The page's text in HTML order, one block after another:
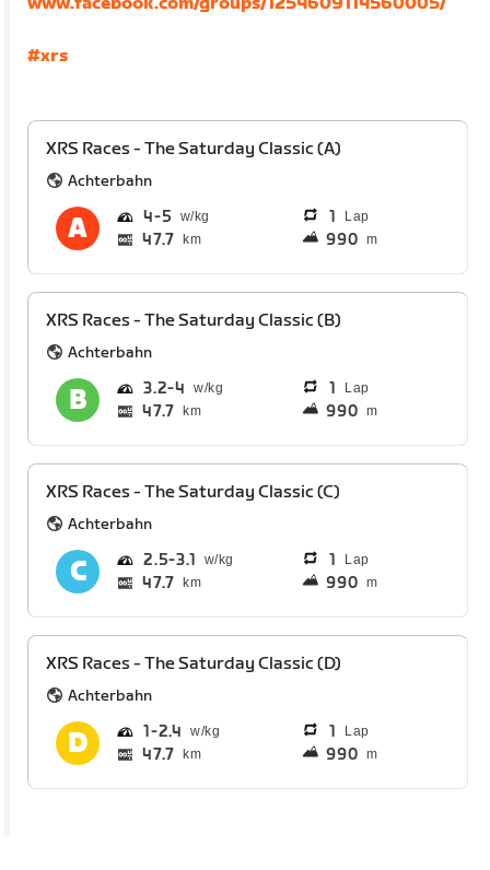
#xrs
XRS Races - The Saturday Classic (A)
Achterbahn
4 5 1 Lap
47.7 km 990 m
XRS Races - The Saturday Classic (B)
Achterbahn
3.2 4 1 Lap
47.7 km 990 m
XRS Races - The Saturday Classic (C)
Achterbahn
2.5 3.1 1 Lap
47.7 km 990 m
XRS Races - The Saturday Classic (D)
Achterbahn
1 2.4 1 Lap
47.7 km 990 m